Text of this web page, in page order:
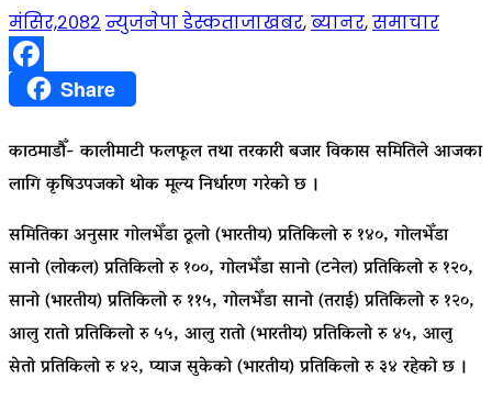
मंसिर,२०८२ न्युजनेपा डेस्कताजाखबर,ब्यानर,समाचार
FacebookShare
काठमाडौँ- कालीमाटी फलफूल तथा तरकारी बजार विकास समितिले आजका
लागि कृषिउपजको थोक मूल्य निर्धारण गरेको छ ।
समितिका अनुसार गोलभेँडा ठूलो (भारतीय) प्रतिकिलो रु १४०, गोलभेँडा
सानो (लोकल) प्रतिकिलो रु १००, गोलभेँडा सानो (टनेल) प्रतिकिलो रु १२०,
सानो (भारतीय) प्रतिकिलो रु ११५, गोलभेँडा सानो (तराई) प्रतिकिलो रु १२०,
आलु रातो प्रतिकिलो रु ५५, आलु रातो (भारतीय) प्रतिकिलो रु ४५, आलु
सेतो प्रतिकिलो रु ४२, प्याज सुकेको (भारतीय) प्रतिकिलो रु ३४ रहेको छ ।